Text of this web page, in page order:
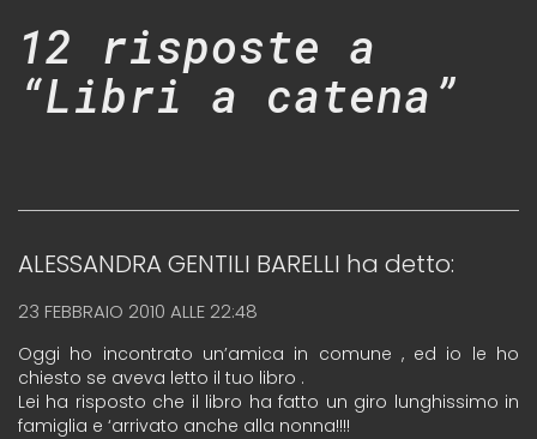
12 risposte a
“Libri a catena”
ALESSANDRA GENTILI BARELLI ha detto:
23 FEBBRAIO 2010 ALLE 22:48
Oggi ho incontrato un’amica in comune , ed io le ho
chiesto se aveva letto il tuo libro .
Lei ha risposto che il libro ha fatto un giro lunghissimo in
famiglia e ‘arrivato anche alla nonna!!!!